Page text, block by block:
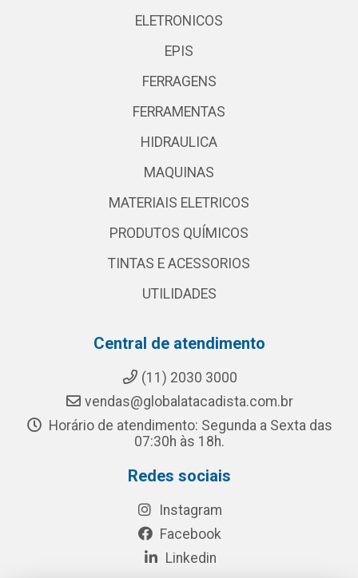
ELETRONICOS
EPIS
FERRAGENS
FERRAMENTAS
HIDRAULICA
MAQUINAS
MATERIAIS ELETRICOS
PRODUTOS QUÍMICOS
TINTAS E ACESSORIOS
UTILIDADES
Central de atendimento
(11) 2030 3000
vendas@globalatacadista.com.br
Horário de atendimento: Segunda a Sexta das
07:30h às 18h.
Redes sociais
Instagram
Facebook
Linkedin